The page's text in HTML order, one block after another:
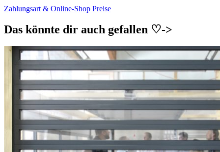
Zahlungsart & Online-Shop Preise
Das könnte dir auch gefallen ♡->